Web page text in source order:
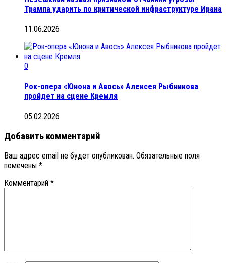
Трампа ударить по критической инфраструктуре Ирана
11.06.2026
0
Рок-опера «Юнона и Авось» Алексея Рыбникова
пройдет на сцене Кремля
05.02.2026
Добавить комментарий
Ваш адрес email не будет опубликован. Обязательные поля
помечены *
Комментарий *